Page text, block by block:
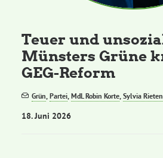
Teuer und
Münsters Grüne
GEG-Reform
Grün,Partei,MdL Robin Korte,Sylvia
18. Juni 2026